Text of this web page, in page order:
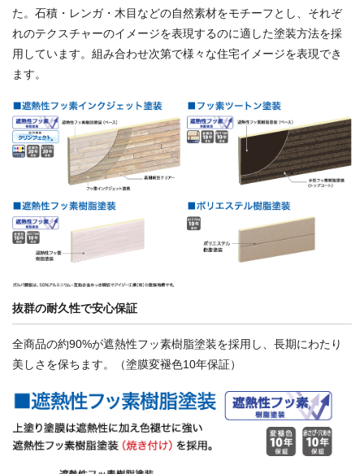
た。石積・レンガ・木目などの自然素材をモチーフとし、それぞ
れのテクスチャーのイメージを表現するのに適した塗装方法を採
用しています。組み合わせ次第で様々な住宅イメージを表現でき
ます。
抜群の耐久性で安心保証
全商品の約90%が遮熱性フッ素樹脂塗装を採用し、長期にわたり
美しさを保ちます。（塗膜変褪色10年保証）